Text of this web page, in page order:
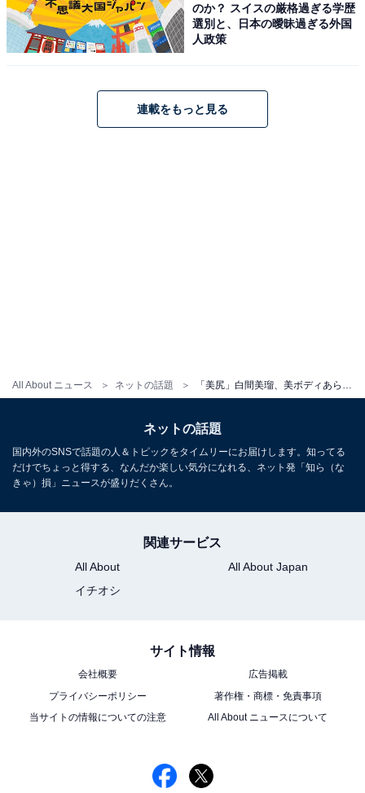
All About ニュース ネットの話題 「美尻」白間美瑠、美ボディあらわなサウナショット！ 「スタイルもパーフェクト」「めちゃめちゃ可愛い」
のか？ スイスの厳格過ぎる学歴
選別と、日本の曖昧過ぎる外国
人政策
連載をもっと見る
ネットの話題
国内外のSNSで話題の人＆トピックをタイムリーにお届けします。知ってる
だけでちょっと得する、なんだか楽しい気分になれる、ネット発「知ら（な
きゃ）損」ニュースが盛りだくさん。
関連サービス
All About
All About Japan
イチオシ
サイト情報
会社概要
広告掲載
プライバシーポリシー
著作権・商標・免責事項
当サイトの情報についての注意
All About ニュースについて